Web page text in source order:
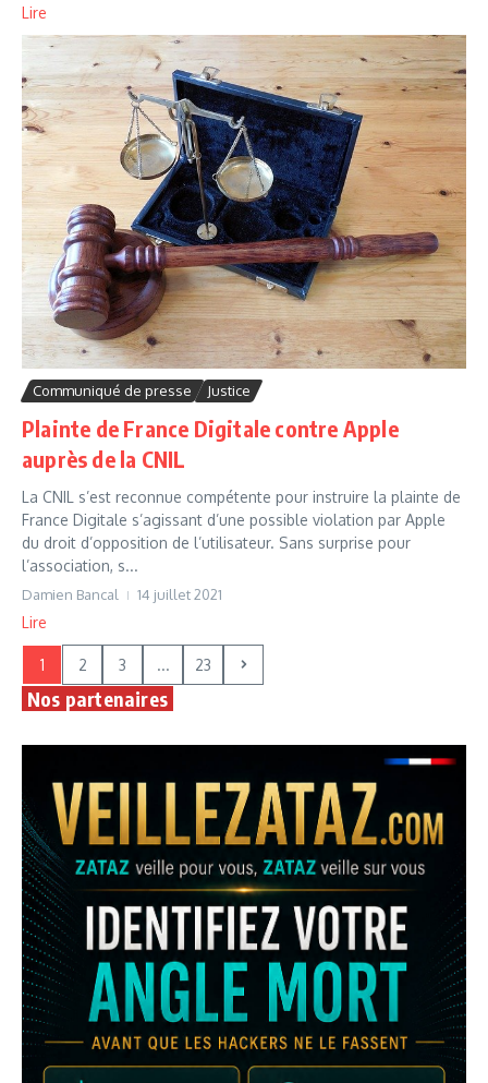
Lire
Communiqué de presse Justice
Plainte de France Digitale contre Apple
auprès de la CNIL
La CNIL s’est reconnue compétente pour instruire la plainte de
France Digitale s’agissant d’une possible violation par Apple
du droit d’opposition de l’utilisateur. Sans surprise pour
l’association, s...
Damien Bancal 14 juillet 2021
Lire
1 2 3 ... 23
Nos partenaires